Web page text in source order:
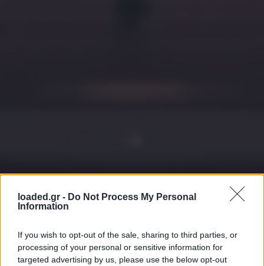
loaded.gr - Do Not Process My Personal
Information
If you wish to opt-out of the sale, sharing to third parties, or
processing of your personal or sensitive information for
targeted advertising by us, please use the below opt-out